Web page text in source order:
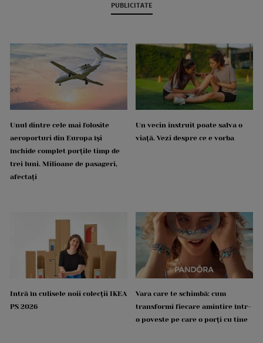
PUBLICITATE
Unul dintre cele mai folosite
aeroporturi din Europa își
închide complet porțile timp de
trei luni. Milioane de pasageri,
afectați
Un vecin instruit poate salva o
viață. Vezi despre ce e vorba
Intră în culisele noii colecții IKEA
PS 2026
Vara care te schimbă: cum
transformi fiecare amintire într-
o poveste pe care o porți cu tine